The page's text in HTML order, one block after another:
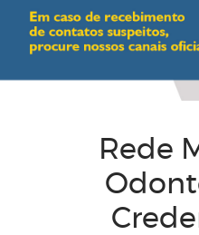
Rede